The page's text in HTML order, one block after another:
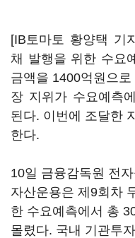
[IB토마토 황양택 기
채 발행을 위한 수요
금액을 1400억원으
장 지위가 수요예측
된다. 이번에 조달한
한다.
10일 금융감독원 전
자산운용은 제9회차
한 수요예측에서 총
몰렸다. 국내 기관투